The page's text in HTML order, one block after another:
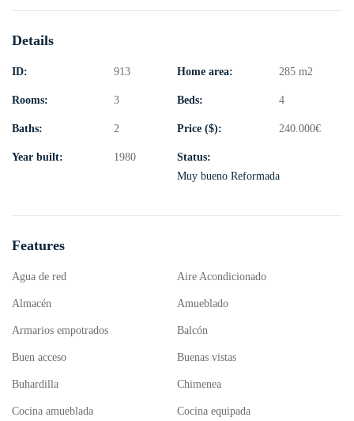
Details
ID: 913 Home area: 285 m2
Rooms: 3 Beds: 4
Baths: 2 Price ($): 240.000€
Year built: 1980
Status:
Muy bueno Reformada
Features
Agua de red Aire Acondicionado
Almacén Amueblado
Armarios empotrados Balcón
Buen acceso Buenas vistas
Buhardilla Chimenea
Cocina amueblada Cocina equipada